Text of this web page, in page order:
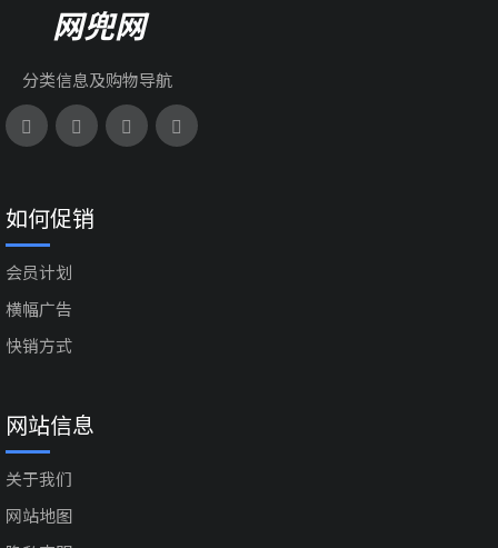
网兜网
分类信息及购物导航
如何促销
会员计划
横幅广告
快销方式
网站信息
关于我们
网站地图